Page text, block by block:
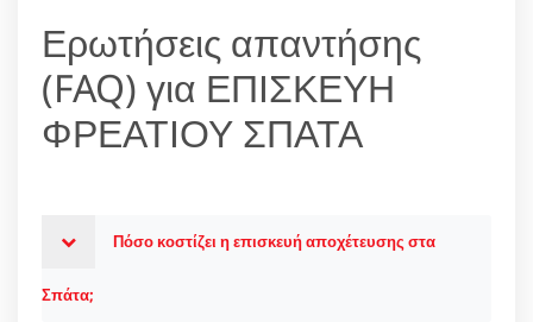
Ερωτήσεις απαντήσης
(FAQ) για ΕΠΙΣΚΕΥΗ
ΦΡΕΑΤΙΟΥ ΣΠΑΤΑ
Πόσο κοστίζει η επισκευή αποχέτευσης στα
Σπάτα;